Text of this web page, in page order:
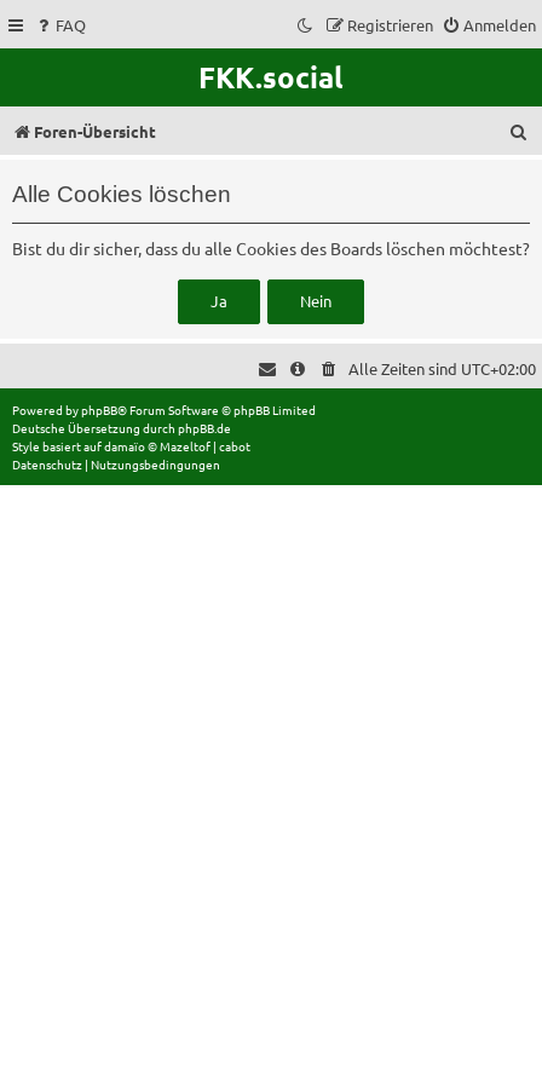
FAQ Anmelden
Registrieren
FKK.social
Foren-Übersicht
Alle Cookies löschen
Bist du dir sicher, dass du alle Cookies des Boards löschen möchtest?
Alle Zeiten sind UTC+02:00
Powered byphpBB® Forum Software © phpBB Limited
Deutsche Übersetzung durch phpBB.de
Style basiert aufdamaïo ©Mazeltof | cabot
Datenschutz | Nutzungsbedingungen